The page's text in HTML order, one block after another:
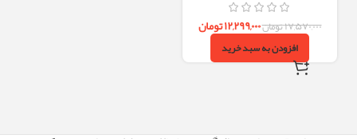
۱۷,۵۷۰,۰۰۰تومان۱۲,۲۹۹,۰۰۰تومان
افزودن به سبد خرید